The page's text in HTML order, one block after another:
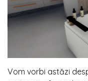
Vom vorbi astăzi